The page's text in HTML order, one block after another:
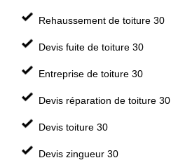
Rehaussement de toiture 30
Devis fuite de toiture 30
Entreprise de toiture 30
Devis réparation de toiture 30
Devis toiture 30
Devis zingueur 30